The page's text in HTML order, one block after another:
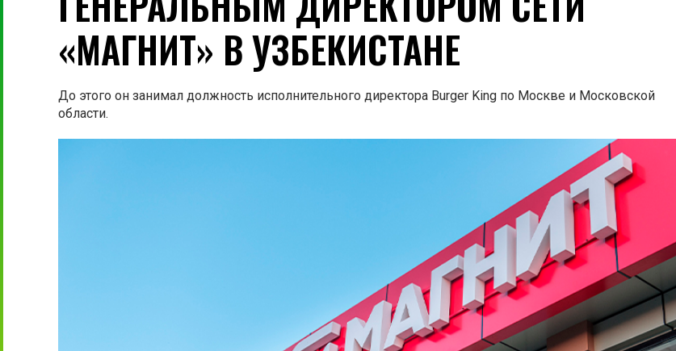
«МАГНИТ» В УЗБЕКИСТАНЕ
До этого он занимал должность исполнительного директора Burger King по Москве и Московской
области.